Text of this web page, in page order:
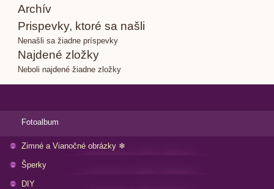
Archív
Prispevky, ktoré sa našli
Nenašli sa žiadne príspevky
Najdené zložky
Neboli najdené žiadne zložky
Fotoalbum
Zimné a Vianočné obrázky ❄
Šperky
DIY